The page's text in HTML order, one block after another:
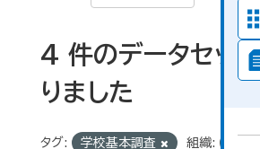
4 件のデータセッ
りました
タグ: 学校基本調査 組織: